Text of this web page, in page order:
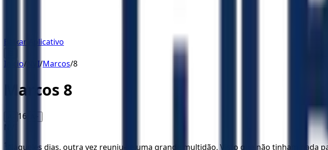
Baixar Aplicativo
Início/ NVI/Marcos/8
Marcos 8
16 A+
NVI
1 Naqueles dias, outra vez reuniu-se uma grande multidão. Visto que não tinham nada